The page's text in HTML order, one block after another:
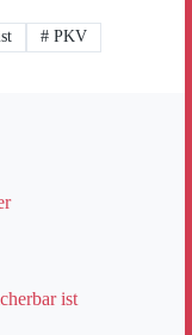
# PKV
ist